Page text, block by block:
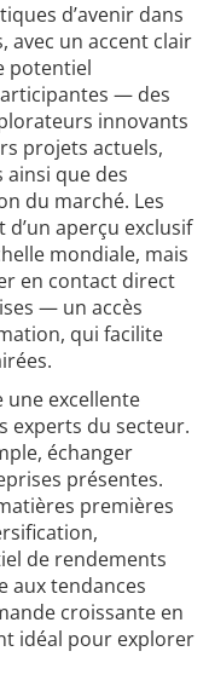
d’avenir dans
avec un accent clair
potentiel
— des
innovants
projets actuels,
que des
du marché. Les
aperçu exclusif
mondiale, mais
en contact direct
— un accès
qui facilite
excellente
experts du secteur.
échanger
présentes.
premières
de rendements
aux tendances
croissante en
idéal pour explorer